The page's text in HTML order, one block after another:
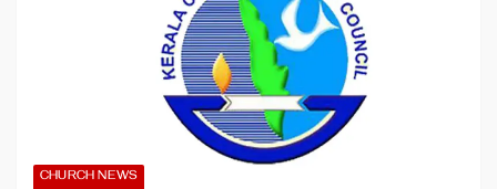
CHURCH NEWS